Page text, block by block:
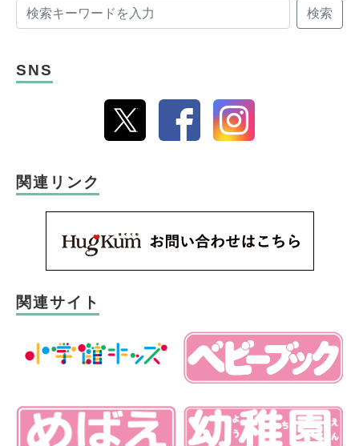
頭の中がこんなことになっているなん
て！』（主婦の友社）、『10歳からのカラ
検索
SNS
関連リンク
関連サイト